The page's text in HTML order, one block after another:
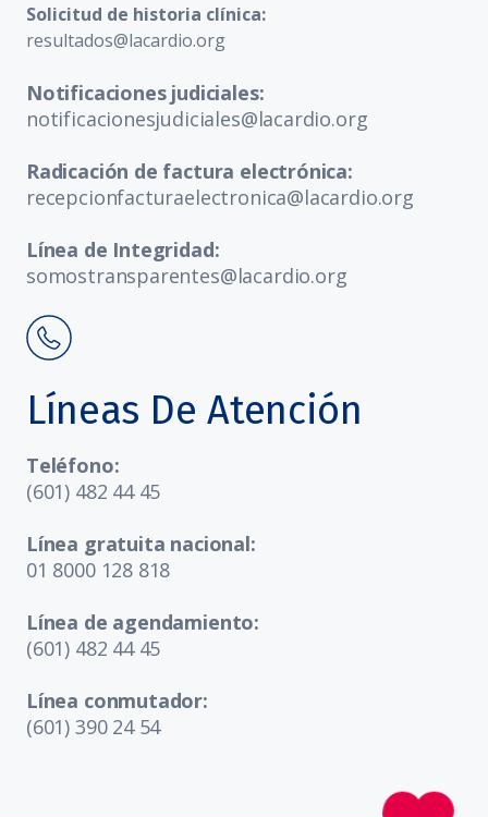
Solicitud de historia clínica:
resultados@lacardio.org
Notificaciones judiciales:
notificacionesjudiciales@lacardio.org
Radicación de factura electrónica:
recepcionfacturaelectronica@lacardio.org
Línea de Integridad:
somostransparentes@lacardio.org
Líneas De Atención
Teléfono:
(601) 482 44 45
Línea gratuita nacional:
01 8000 128 818
Línea de agendamiento:
(601) 482 44 45
Línea conmutador:
(601) 390 24 54